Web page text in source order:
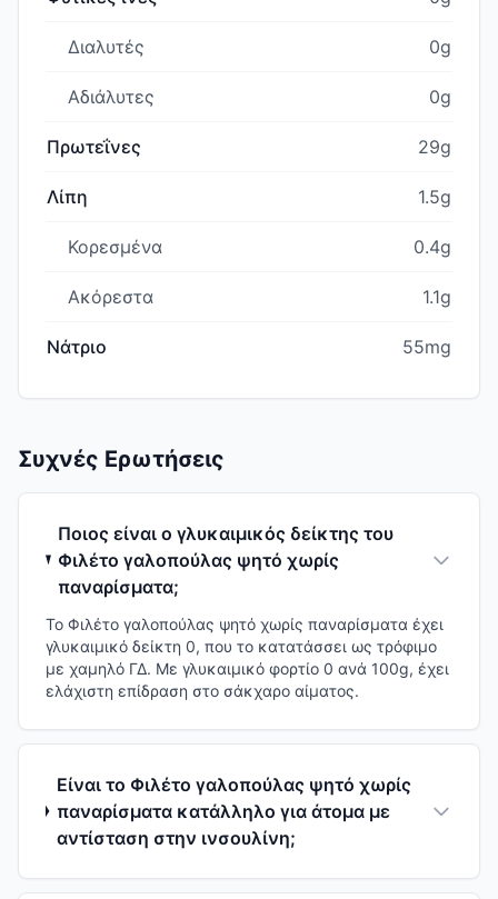
Διαλυτές 0g
Αδιάλυτες 0g
Πρωτεΐνες 29g
Λίπη 1.5g
Κορεσμένα 0.4g
Ακόρεστα 1.1g
Νάτριο 55mg
Συχνές Ερωτήσεις
Ποιος είναι ο γλυκαιμικός δείκτης του
Φιλέτο γαλοπούλας ψητό χωρίς
παναρίσματα;
Το Φιλέτο γαλοπούλας ψητό χωρίς παναρίσματα έχει
γλυκαιμικό δείκτη 0, που το κατατάσσει ως τρόφιμο
με χαμηλό ΓΔ. Με γλυκαιμικό φορτίο 0 ανά 100g, έχει
ελάχιστη επίδραση στο σάκχαρο αίματος.
Είναι το Φιλέτο γαλοπούλας ψητό χωρίς
παναρίσματα κατάλληλο για άτομα με
αντίσταση στην ινσουλίνη;